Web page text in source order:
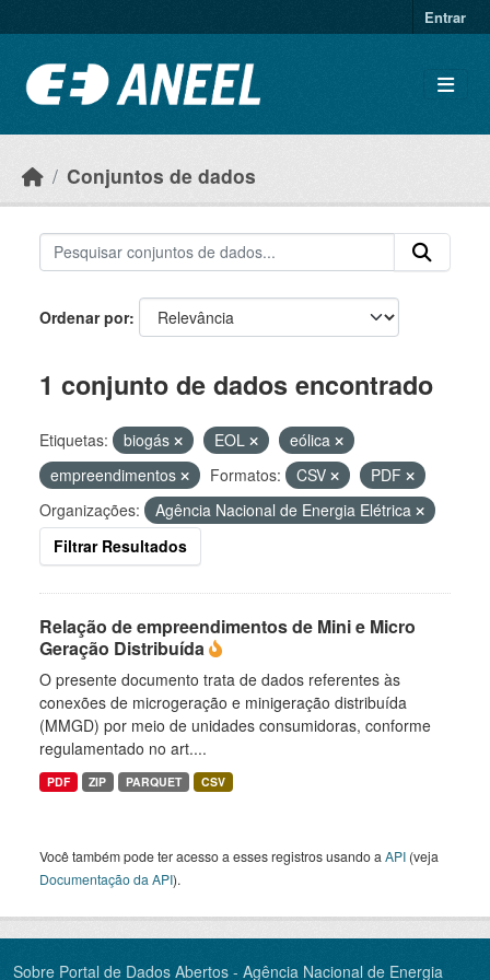
Entrar
Conjuntos de dados
Ordenar por
1 conjunto de dados encontrado
Etiquetas: biogás EOL
eólica
empreendimentos
Formatos: CSV
PDF
Organizações:
Agência Nacional de Energia Elétrica
Filtrar Resultados
Relação de empreendimentos de Mini e Micro
Geração Distribuída
O presente documento trata de dados referentes às
conexões de microgeração e minigeração distribuída
(MMGD) por meio de unidades consumidoras, conforme
regulamentado no art....
PDF ZIP PARQUET CSV
Você também pode ter acesso a esses registros usando a API (veja
Documentação da API).
Sobre Portal de Dados Abertos - Agência Nacional de Energia